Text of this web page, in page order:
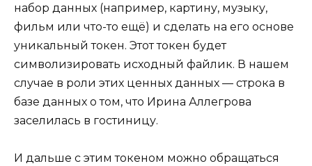
набор данных (например, картину, музыку,
фильм или что-то ещё) и сделать на его основе
уникальный токен. Этот токен будет
символизировать исходный файлик. В нашем
случае в роли этих ценных данных — строка в
базе данных о том, что Ирина Аллегрова
заселилась в гостиницу.
И дальше с этим токеном можно обращаться